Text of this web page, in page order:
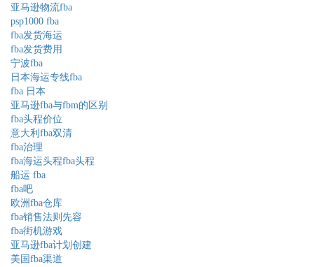
亚马逊物流fba
psp1000 fba
fba发货海运
fba发货费用
宁波fba
日本海运专线fba
fba 日本
亚马逊fba与fbm的区别
fba头程价位
意大利fba双清
fba治理
fba海运头程fba头程
船运 fba
fba吧
欧洲fba仓库
fba销售法则先容
fba街机游戏
亚马逊fba计划创建
美国fba渠道